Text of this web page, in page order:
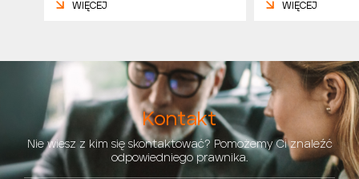
WIĘCEJ WIĘCEJ
Kontakt
Nie wiesz z kim się skontaktować? Pomożemy Ci znaleźć
odpowiedniego prawnika.